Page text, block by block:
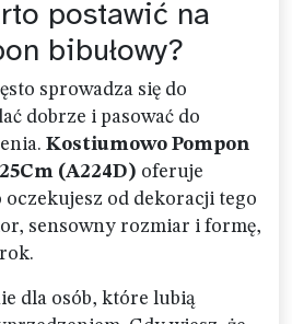
postawić na
bibułowy?
sprowadza się do
dobrze i pasować do
Kostiumowo Pompon
(A224D) oferuje
oczekujesz od dekoracji tego
sensowny rozmiar i formę,
dla osób, które lubią